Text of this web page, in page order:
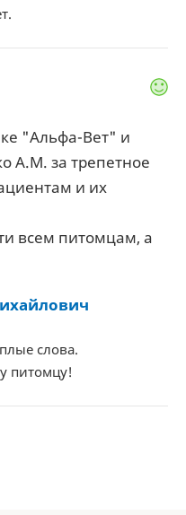
"Альфа-Вет" и
А.М. за трепетное
и их
всем питомцам, а
слова.
питомцу!